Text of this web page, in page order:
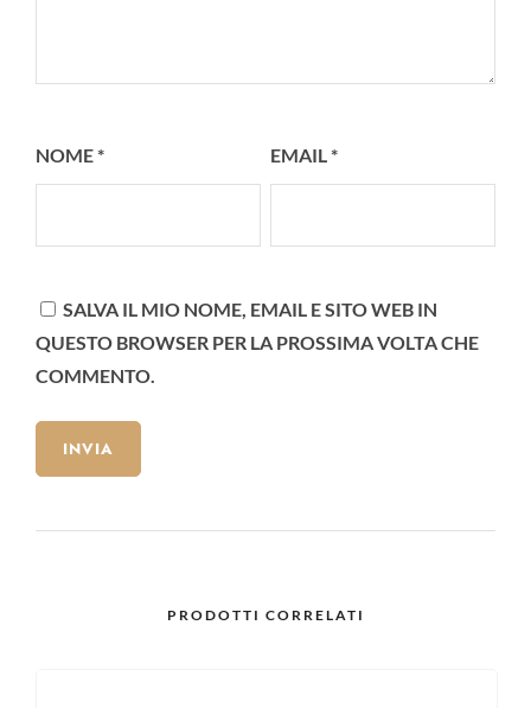
NOME* EMAIL*
SALVA IL MIO NOME, EMAIL E SITO WEB IN
QUESTO BROWSER PER LA PROSSIMA VOLTA CHE
COMMENTO.
PRODOTTI CORRELATI